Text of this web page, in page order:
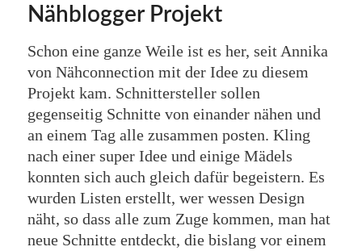
Nähblogger Projekt
Schon eine ganze Weile ist es her, seit Annika
von Nähconnection mit der Idee zu diesem
Projekt kam. Schnittersteller sollen
gegenseitig Schnitte von einander nähen und
an einem Tag alle zusammen posten. Kling
nach einer super Idee und einige Mädels
konnten sich auch gleich dafür begeistern. Es
wurden Listen erstellt, wer wessen Design
näht, so dass alle zum Zuge kommen, man hat
neue Schnitte entdeckt, die bislang vor einem